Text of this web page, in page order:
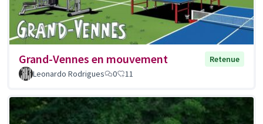
Grand-Vennes en mouvement
Retenue
Leonardo Rodrigues
0 11